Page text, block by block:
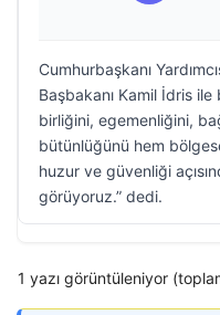
Cumhurbaşkanı
Başbakanı Kamil İdris ile
birliğini, egemenliğini,
bütünlüğünü hem
huzur ve güvenliği
görüyoruz.” dedi.
1 yazı görüntüleniyor